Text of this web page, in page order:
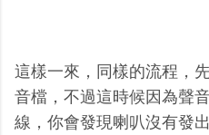
這樣一來，同樣的流程，
音檔，不過這時候因為聲
線，你會發現喇叭沒有發